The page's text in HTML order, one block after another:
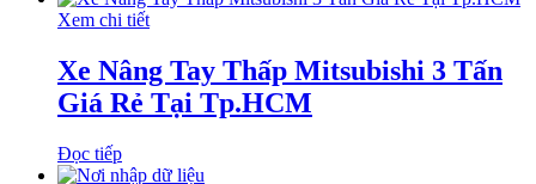
Xem chi tiết
Xe Nâng Tay Thấp Mitsubishi 3 Tấn
Giá Rẻ Tại Tp.HCM
Đọc tiếp